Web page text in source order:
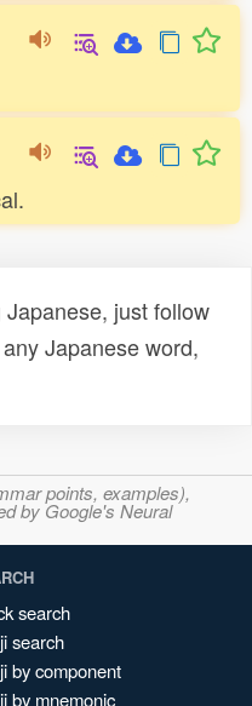
just follow
Japanese word,
points, examples),
by Google's Neural
search
search
by component
by mnemonic